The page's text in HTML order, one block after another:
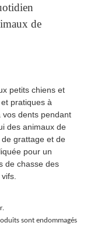
de
petits chiens et
pratiques à
vos dents pendant
des animaux de
grattage et de
pour un
de chasse des
sont endommagés